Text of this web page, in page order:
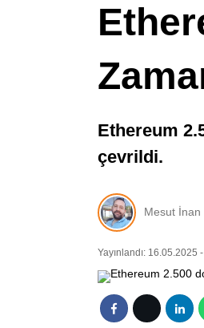
Ethereum
çevrildi.
Mesut İnan
Yayınlandı: 16.05.2025